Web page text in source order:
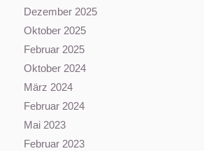
Dezember 2025
Oktober 2025
Februar 2025
Oktober 2024
März 2024
Februar 2024
Mai 2023
Februar 2023